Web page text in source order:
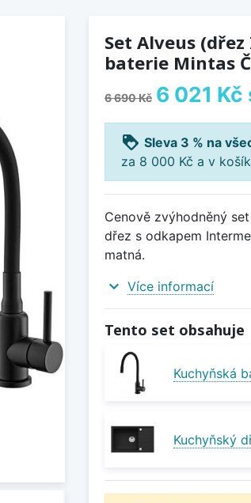
Set Alveus
baterie Mintas
6 690 Kč 6 021 Kč
loyalty Sleva 3 % na
za 8 000 Kč a v
Cenově zvýhodněný
dřez s odkapem
matná.
expand_more Více informací
Tento set obsahuje
Kuchyňská
Kuchyňský